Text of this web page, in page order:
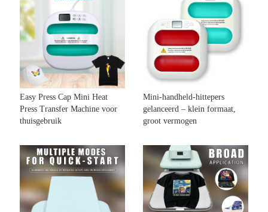
Easy Press Cap Mini Heat
Press Transfer Machine voor
thuisgebruik
Mini-handheld-hittepers
gelanceerd – klein formaat,
groot vermogen